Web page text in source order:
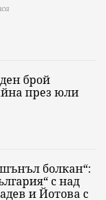
брой
през юли
болкан“:
с над
и Йотова с